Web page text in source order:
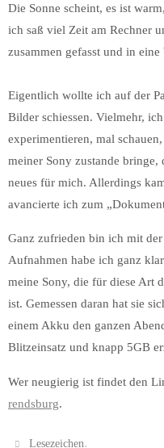
Die Sonne scheint, es ist
ich saß viel Zeit am Rechner
zusammen gefasst und in
Eigentlich wollte ich auf der
Bilder schiessen. Vielmehr,
experimentieren, mal
meiner Sony zustande bringe,
neues für mich. Allerdings
avancierte ich zum
Ganz zufrieden bin ich mit
Aufnahmen habe ich ganz
meine Sony, die für diese Art
ist. Gemessen daran hat sie
einem Akku den ganzen
Blitzeinsatz und knapp 5GB
Wer neugierig ist findet den
rendsburg.
Lesezeichen.